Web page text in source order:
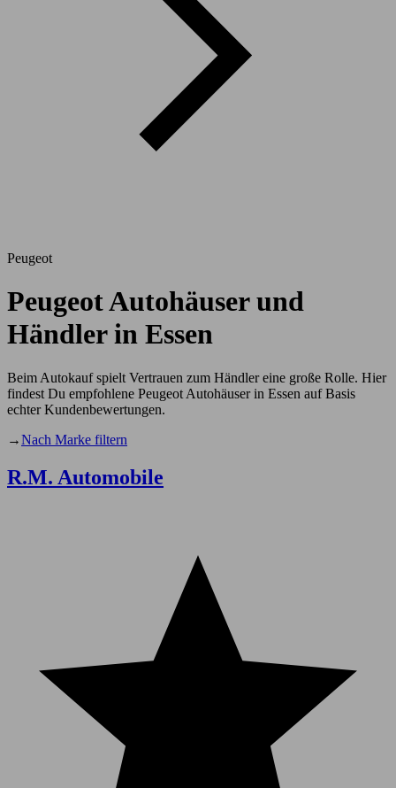
Peugeot
Peugeot Autohäuser und
Händler in Essen
Beim Autokauf spielt Vertrauen zum Händler eine große Rolle. Hier
findest Du empfohlene Peugeot Autohäuser in Essen auf Basis
echter Kundenbewertungen.
→Nach Marke filtern
R.M. Automobile